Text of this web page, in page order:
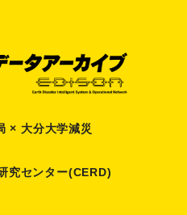
× 大分大学減災
究センター(CERD)